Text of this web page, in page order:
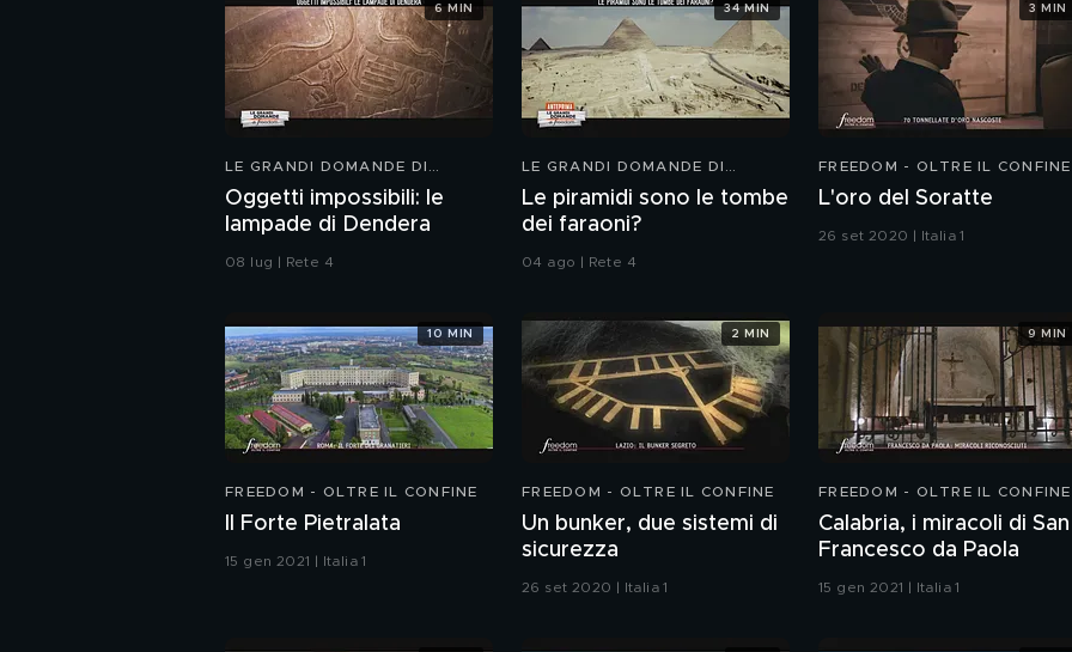
LE GRANDI DOMANDE DI
Oggetti impossibili: le
lampade di Dendera
08 lug | Rete 4
6 MIN
LE GRANDI DOMANDE DI
Le piramidi sono le tombe
dei faraoni?
04 ago | Rete 4
34 MIN
FREEDOM - OLTRE IL CONFINE
L'oro del Soratte
26 set 2020 | Italia 1
3 MIN
FREEDOM - OLTRE IL CONFINE
Il Forte Pietralata
15 gen 2021 | Italia 1
10 MIN
FREEDOM - OLTRE IL CONFINE
Un bunker, due sistemi di
sicurezza
26 set 2020 | Italia 1
2 MIN
FREEDOM - OLTRE IL CONFINE
Calabria, i miracoli di San
Francesco da Paola
15 gen 2021 | Italia 1
9 MIN